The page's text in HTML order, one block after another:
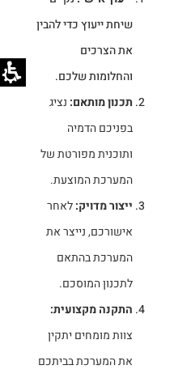
שיחת ייעוץ כדי להבין
את הצרכים
והחלומות שלכם.
תכנון מותאם: נציג
בפניכם הדמיה
ותוכנית מפורטת של
המערכת המוצעת.
ייצור מדויק:לאחר
אישורכם, נייצר את
המערכת בהתאם
לתכנון המוסכם.
התקנה מקצועית:
צוות מומחים יתקין
את המערכת בביתכם